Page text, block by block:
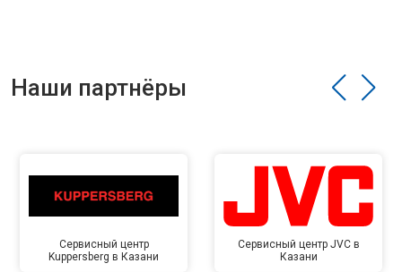
Наши партнёры
Сервисный центр
Kuppersberg в Казани
Сервисный центр JVC в
Казани